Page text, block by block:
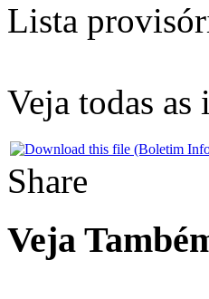
Lista
Veja todas
Share
Veja